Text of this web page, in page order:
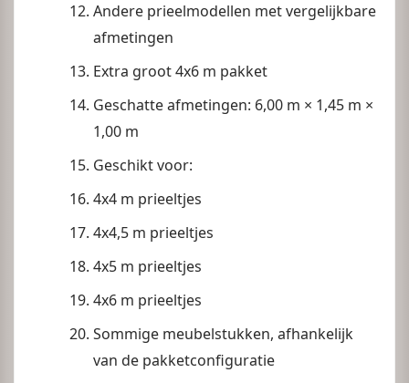
Andere prieelmodellen met vergelijkbare
afmetingen
Extra groot 4x6 m pakket
Geschatte afmetingen: 6,00 m × 1,45 m ×
1,00 m
Geschikt voor:
4x4 m prieeltjes
4x4,5 m prieeltjes
4x5 m prieeltjes
4x6 m prieeltjes
Sommige meubelstukken, afhankelijk
van de pakketconfiguratie